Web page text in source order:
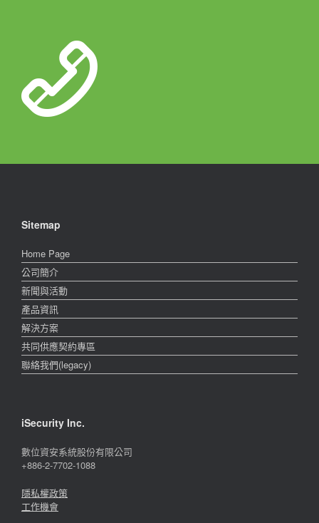
Sitemap
Home Page
公司簡介
新聞與活動
產品資訊
解決方案
共同供應契約專區
聯絡我們(legacy)
iSecurity Inc.
數位資安系統股份有限公司
+886-2-7702-1088
隱私權政策
工作機會